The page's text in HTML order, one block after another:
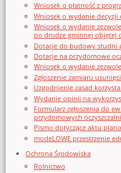
Wniosek o płatność z
Wniosek o wydanie
Wniosek o wydanie
po drodze gminnej objętej
Dotacje do budowy studni
Dotacje na przydomowe
Wniosek o wydanie
Zgłoszenie zamiaru
Uzgodnienie zasad
Wydanie opinii na
Formularz zgłoszenia do
przydomowych
Pismo dotyczące aktu
modeLOWE przestrzenie
Ochrona Środowiska
Rolnictwo